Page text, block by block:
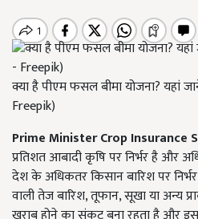
क्या है पीएम फसल बीमा योजना?
Freepik)
Prime Minister Crop Insurance
प्रतिशत आबादी कृषि पर निर्भर है और
देश के अधिकतर किसान बारिश पर
वाली तेज बारिश, तूफान, सूखा या अन्य